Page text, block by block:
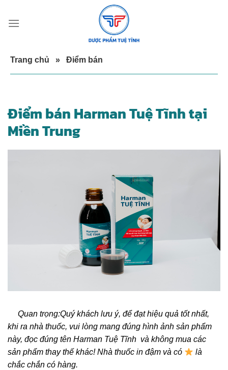
Trang chủ » Điểm bán
Điểm bán Harman Tuệ Tĩnh tại
Miền Trung
Quan trọng:Quý khách lưu ý, để đạt hiệu quả tốt nhất,
khi ra nhà thuốc, vui lòng mang đúng hình ảnh sản phẩm
này, đọc đúng tên Harman Tuệ Tĩnh và không mua các
sản phẩm thay thế khác! Nhà thuốc in đậm và có
là
chắc chắn có hàng.